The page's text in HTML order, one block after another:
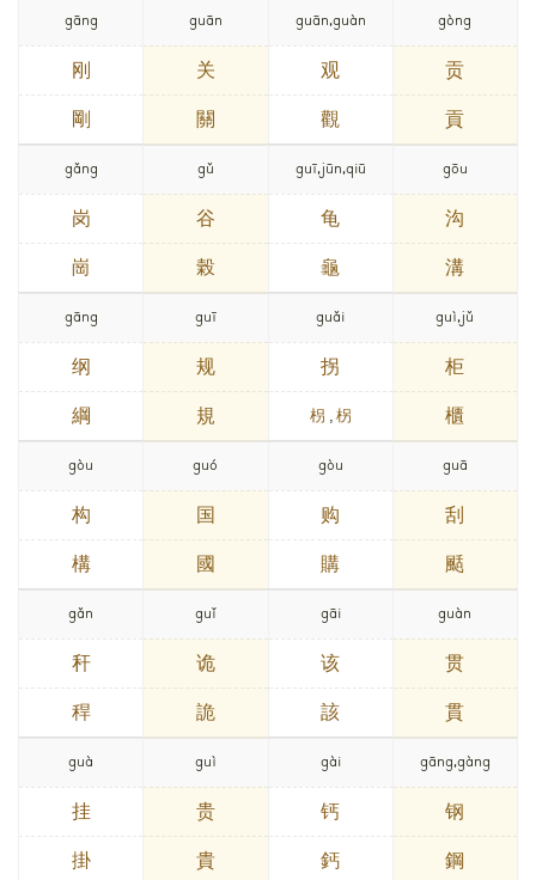
gāng
刚
剛
guān
关
關
guān,guàn
观
觀
gòng
贡
貢
gǎng
岗
崗
gǔ
谷
榖
guī,jūn,qiū
龟
龜
gōu
沟
溝
gāng
纲
綱
guī
规
規
guǎi
拐
枴 柺
guì,jǔ
柜
櫃
gòu
构
構
guó
国
國
gòu
购
購
guā
刮
颳
gǎn
秆
稈
guǐ
诡
詭
gāi
该
該
guàn
贯
貫
guà
挂
掛
guì
贵
貴
gài
钙
鈣
gāng,gàng
钢
鋼